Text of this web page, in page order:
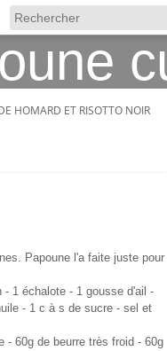
HOMARD ET RISOTTO NOIR
Papoune l'a faite juste pour
- 1 échalote - 1 gousse d'ail -
- 1 c à s de sucre - sel et
- 60g de beurre très froid - 60g